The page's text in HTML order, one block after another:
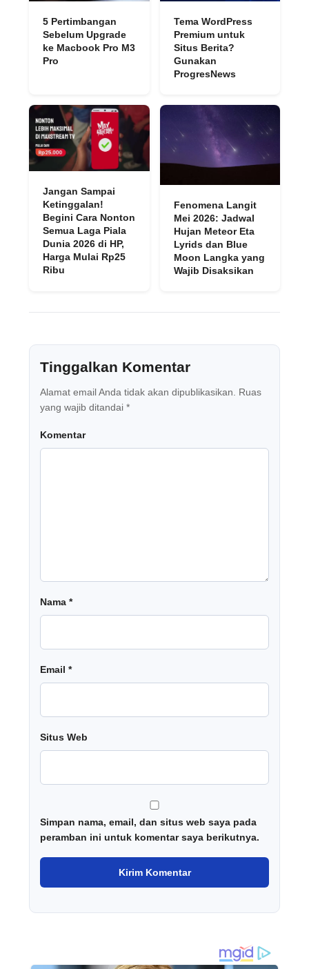
5 Pertimbangan
Sebelum Upgrade
ke Macbook Pro M3
Pro
Tema WordPress
Premium untuk
Situs Berita?
Gunakan
ProgresNews
Jangan Sampai
Ketinggalan!
Begini Cara Nonton
Semua Laga Piala
Dunia 2026 di HP,
Harga Mulai Rp25
Ribu
Fenomena Langit
Mei 2026: Jadwal
Hujan Meteor Eta
Lyrids dan Blue
Moon Langka yang
Wajib Disaksikan
Tinggalkan Komentar
Alamat email Anda tidak akan dipublikasikan. Ruas
yang wajib ditandai *
Komentar
Nama *
Email *
Situs Web
Simpan nama, email, dan situs web saya pada
peramban ini untuk komentar saya berikutnya.